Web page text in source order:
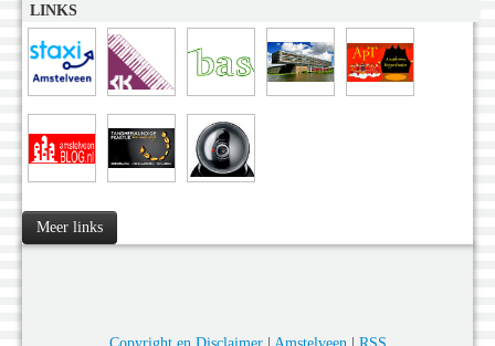
LINKS
Meer links